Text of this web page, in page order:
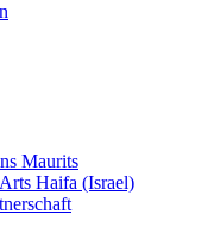
Maurits
Haifa (Israel)